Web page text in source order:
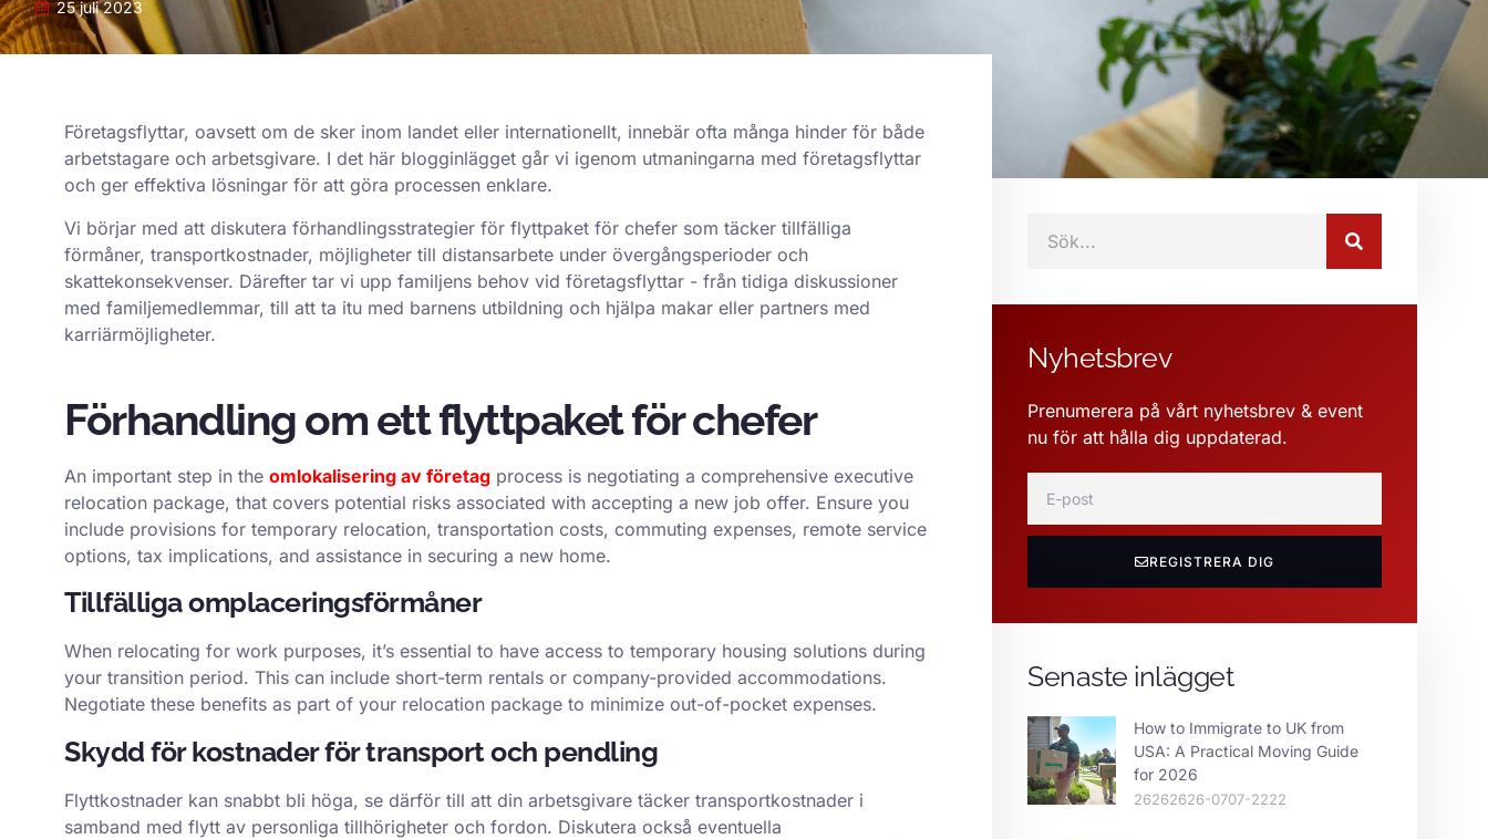
25 juli 2023
Företagsflyttar, oavsett om de sker inom landet eller internationellt, innebär ofta många hinder för både
arbetstagare och arbetsgivare. I det här blogginlägget går vi igenom utmaningarna med företagsflyttar
och ger effektiva lösningar för att göra processen enklare.
Vi börjar med att diskutera förhandlingsstrategier för flyttpaket för chefer som täcker tillfälliga
förmåner, transportkostnader, möjligheter till distansarbete under övergångsperioder och
skattekonsekvenser. Därefter tar vi upp familjens behov vid företagsflyttar - från tidiga diskussioner
med familjemedlemmar, till att ta itu med barnens utbildning och hjälpa makar eller partners med
karriärmöjligheter.
Förhandling om ett flyttpaket för chefer
An important step in the omlokalisering av företag process is negotiating a comprehensive executive
relocation package, that covers potential risks associated with accepting a new job offer. Ensure you
include provisions for temporary relocation, transportation costs, commuting expenses, remote service
options, tax implications, and assistance in securing a new home.
Tillfälliga omplaceringsförmåner
When relocating for work purposes, it’s essential to have access to temporary housing solutions during
your transition period. This can include short-term rentals or company-provided accommodations.
Negotiate these benefits as part of your relocation package to minimize out-of-pocket expenses.
Skydd för kostnader för transport och pendling
Flyttkostnader kan snabbt bli höga, se därför till att din arbetsgivare täcker transportkostnader i
samband med flytt av personliga tillhörigheter och fordon. Diskutera också eventuella
Nyhetsbrev
Prenumerera på vårt nyhetsbrev & event
nu för att hålla dig uppdaterad.
REGISTRERA DIG
Senaste inlägget
How to Immigrate to UK from
USA: A Practical Moving Guide
for 2026
26262626-0707-2222